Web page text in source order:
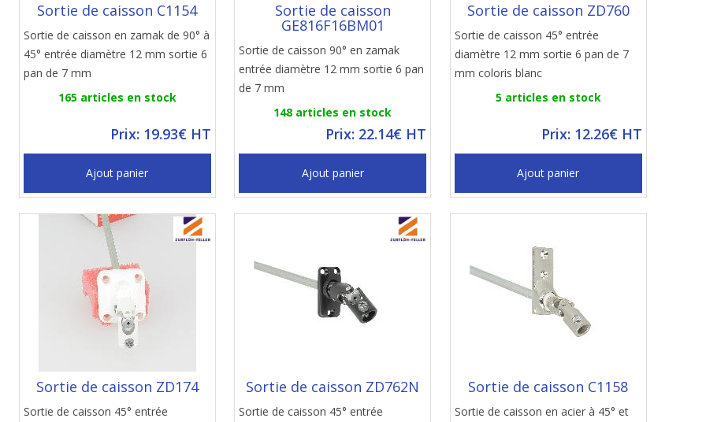
Sortie de caisson C1154
Sortie de caisson en zamak de 90° à
45° entrée diamètre 12 mm sortie 6
pan de 7 mm
165 articles en stock
Prix: 19.93€ HT
Ajout panier
Sortie de caisson
GE816F16BM01
Sortie de caisson 90° en zamak
entrée diamètre 12 mm sortie 6 pan
de 7 mm
148 articles en stock
Prix: 22.14€ HT
Ajout panier
Sortie de caisson ZD760
Sortie de caisson 45° entrée
diamètre 12 mm sortie 6 pan de 7
mm coloris blanc
5 articles en stock
Prix: 12.26€ HT
Ajout panier
Sortie de caisson ZD174
Sortie de caisson 45° entrée
Sortie de caisson ZD762N
Sortie de caisson 45° entrée
Sortie de caisson C1158
Sortie de caisson en acier à 45° et